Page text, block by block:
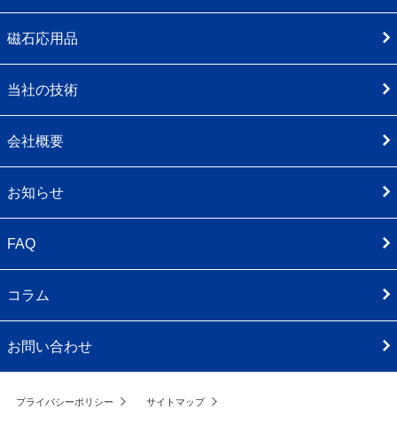
磁石応用品
当社の技術
会社概要
お知らせ
FAQ
コラム
お問い合わせ
プライバシーポリシー サイトマップ